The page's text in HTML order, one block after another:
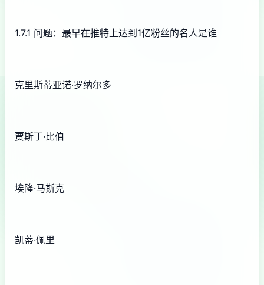
1.7.1 问题：最早在推特上达到1亿粉丝的名人是谁
克里斯蒂亚诺·罗纳尔多
贾斯丁·比伯
埃隆·马斯克
凯蒂·佩里